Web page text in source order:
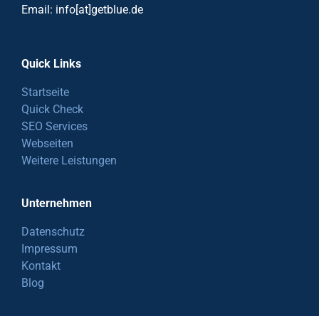
Email: info[at]getblue.de
Quick Links
Startseite
Quick Check
SEO Services
Webseiten
Weitere Leistungen
Unternehmen
Datenschutz
Impressum
Kontakt
Blog